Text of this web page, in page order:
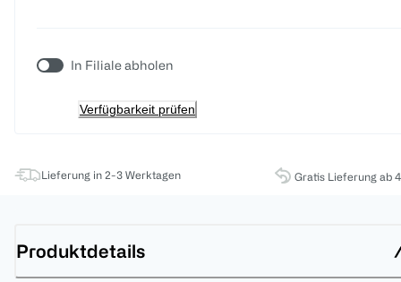
In Filiale abholen
Verfügbarkeit prüfen
Lieferung in 2-3 Werktagen Gratis Lieferung ab
Produktdetails